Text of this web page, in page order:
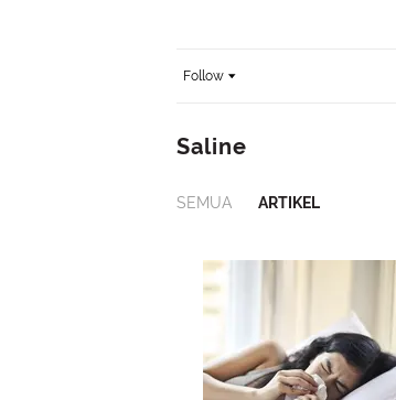
Follow
Saline
SEMUA ARTIKEL